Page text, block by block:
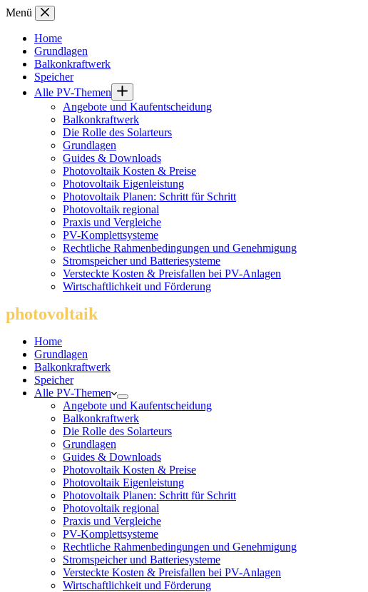
Zum
springen
Menü
Home
Grundlagen
Balkonkraftwerk
Speicher
Alle PV-Themen
Angebote und Kaufentscheidung
Balkonkraftwerk
Die Rolle des Solarteurs
Grundlagen
Guides & Downloads
Photovoltaik Kosten & Preise
Photovoltaik Eigenleistung
Photovoltaik Planen: Schritt für Schritt
Photovoltaik regional
Praxis und Vergleiche
PV-Komplettsysteme
Rechtliche Rahmenbedingungen und Genehmigung
Stromspeicher und Batteriesysteme
Versteckte Kosten & Preisfallen bei PV-Anlagen
Wirtschaftlichkeit und Förderung
photovoltaik
Home
Grundlagen
Balkonkraftwerk
Speicher
Alle PV-Themen
Angebote und Kaufentscheidung
Balkonkraftwerk
Die Rolle des Solarteurs
Grundlagen
Guides & Downloads
Photovoltaik Kosten & Preise
Photovoltaik Eigenleistung
Photovoltaik Planen: Schritt für Schritt
Photovoltaik regional
Praxis und Vergleiche
PV-Komplettsysteme
Rechtliche Rahmenbedingungen und Genehmigung
Stromspeicher und Batteriesysteme
Versteckte Kosten & Preisfallen bei PV-Anlagen
Wirtschaftlichkeit und Förderung